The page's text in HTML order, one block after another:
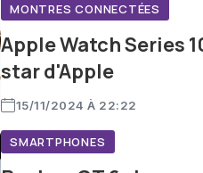
MONTRES CONNECTÉES
Apple Watch Series
star d'Apple
15/11/2024 À 22:22
SMARTPHONES